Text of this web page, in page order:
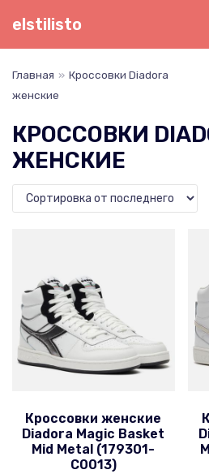
Перейти
elstilisto
Главная » Кроссовки Diadora
женские
КРОССОВКИ
ЖЕНСКИЕ
Кроссовки женские
Diadora Magic Basket
Mid Metal (179301-
C0013)